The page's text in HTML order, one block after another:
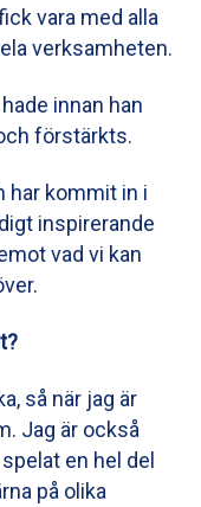
vara med alla
verksamheten.
innan han
förstärkts.
har kommit in i
inspirerande
vad vi kan
så när jag är
Jag är också
en hel del
på olika